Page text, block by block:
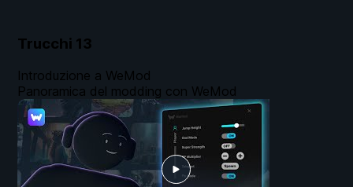
Trucchi 13
Introduzione a WeMod
Panoramica del modding con WeMod